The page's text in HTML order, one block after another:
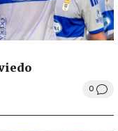
0